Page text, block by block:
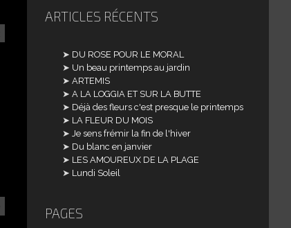
ARTICLES RÉCENTS
DU ROSE POUR LE MORAL
Un beau printemps au jardin
ARTEMIS
A LA LOGGIA ET SUR LA BUTTE
Déjà des fleurs c'est presque le printemps
LA FLEUR DU MOIS
Je sens frémir la fin de l'hiver
Du blanc en janvier
LES AMOUREUX DE LA PLAGE
Lundi Soleil
PAGES